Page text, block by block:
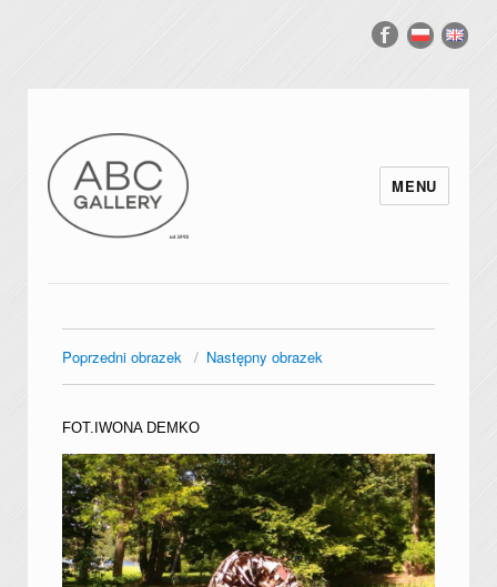
MENU
Poprzedni obrazek Następny obrazek
FOT.IWONA DEMKO